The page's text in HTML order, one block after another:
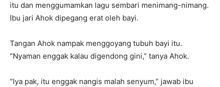
itu dan menggumamkan lagu sembari menimang-nimang.
Ibu jari Ahok dipegang erat oleh bayi.
Tangan Ahok nampak menggoyang tubuh bayi itu.
“Nyaman enggak kalau digendong gini,” tanya Ahok.
“Iya pak, itu enggak nangis malah senyum,” jawab ibu